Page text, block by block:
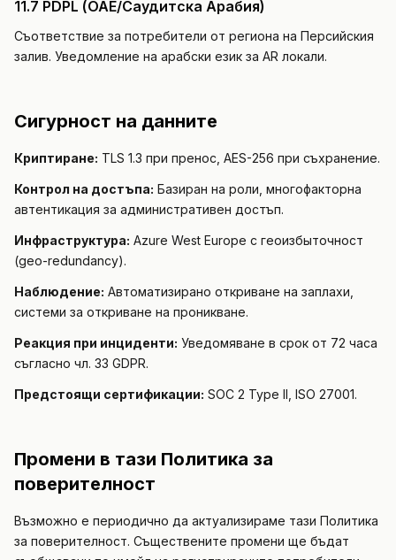
11.7 PDPL (ОАЕ/Саудитска Арабия)
Съответствие за потребители от региона на Персийския
залив. Уведомление на арабски език за AR локали.
Сигурност на данните
Криптиране: TLS 1.3 при пренос, AES-256 при съхранение.
Контрол на достъпа: Базиран на роли, многофакторна
автентикация за административен достъп.
Инфраструктура: Azure West Europe с геоизбыточност
(geo-redundancy).
Наблюдение: Автоматизирано откриване на заплахи,
системи за откриване на проникване.
Реакция при инциденти: Уведомяване в срок от 72 часа
съгласно чл. 33 GDPR.
Предстоящи сертификации: SOC 2 Type II, ISO 27001.
Промени в тази Политика за
поверителност
Възможно е периодично да актуализираме тази Политика
за поверителност. Съществените промени ще бъдат